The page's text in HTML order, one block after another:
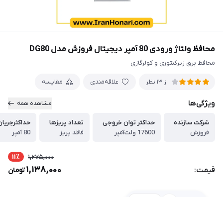
محافظ ولتاژ ورودی 80 آمپر دیجیتال فروزش مدل DG80
محافظ برق زیرکنتوری و کولرگازی
از 13 نظر علاقه‌مندی مقایسه
ویژگی‌ها مشاهده همه
شرکت سازنده
فروزش
حداکثر توان خروجی
17600 ولت‌آمپر
تعداد پریزها
فاقد پریز
80 آمپر
قیمت:
1,275,000 11٪
1,138,000تومان